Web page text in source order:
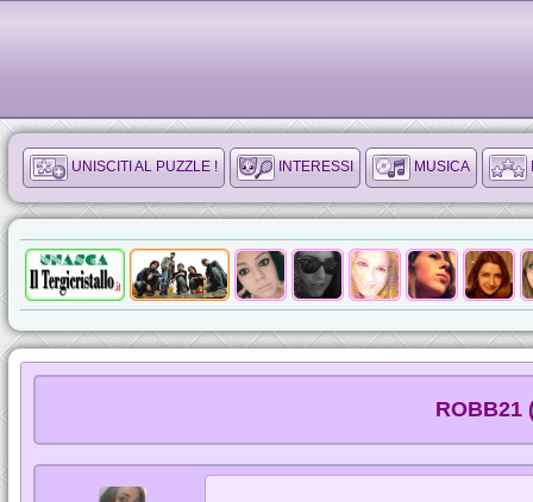
UNISCITI AL PUZZLE ! INTERESSI MUSICA
ROBB21